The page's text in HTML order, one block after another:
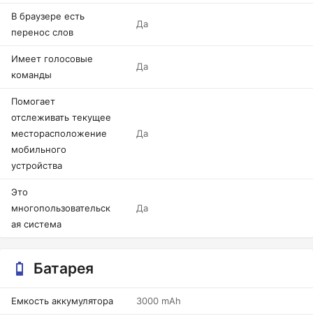
В браузере есть
перенос слов
Да
Имеет голосовые
команды
Да
Помогает
отслеживать текущее
месторасположение
мобильного
устройства
Да
Это
многопользовательск
ая система
Да
Батарея
Емкость аккумулятора 3000 mAh